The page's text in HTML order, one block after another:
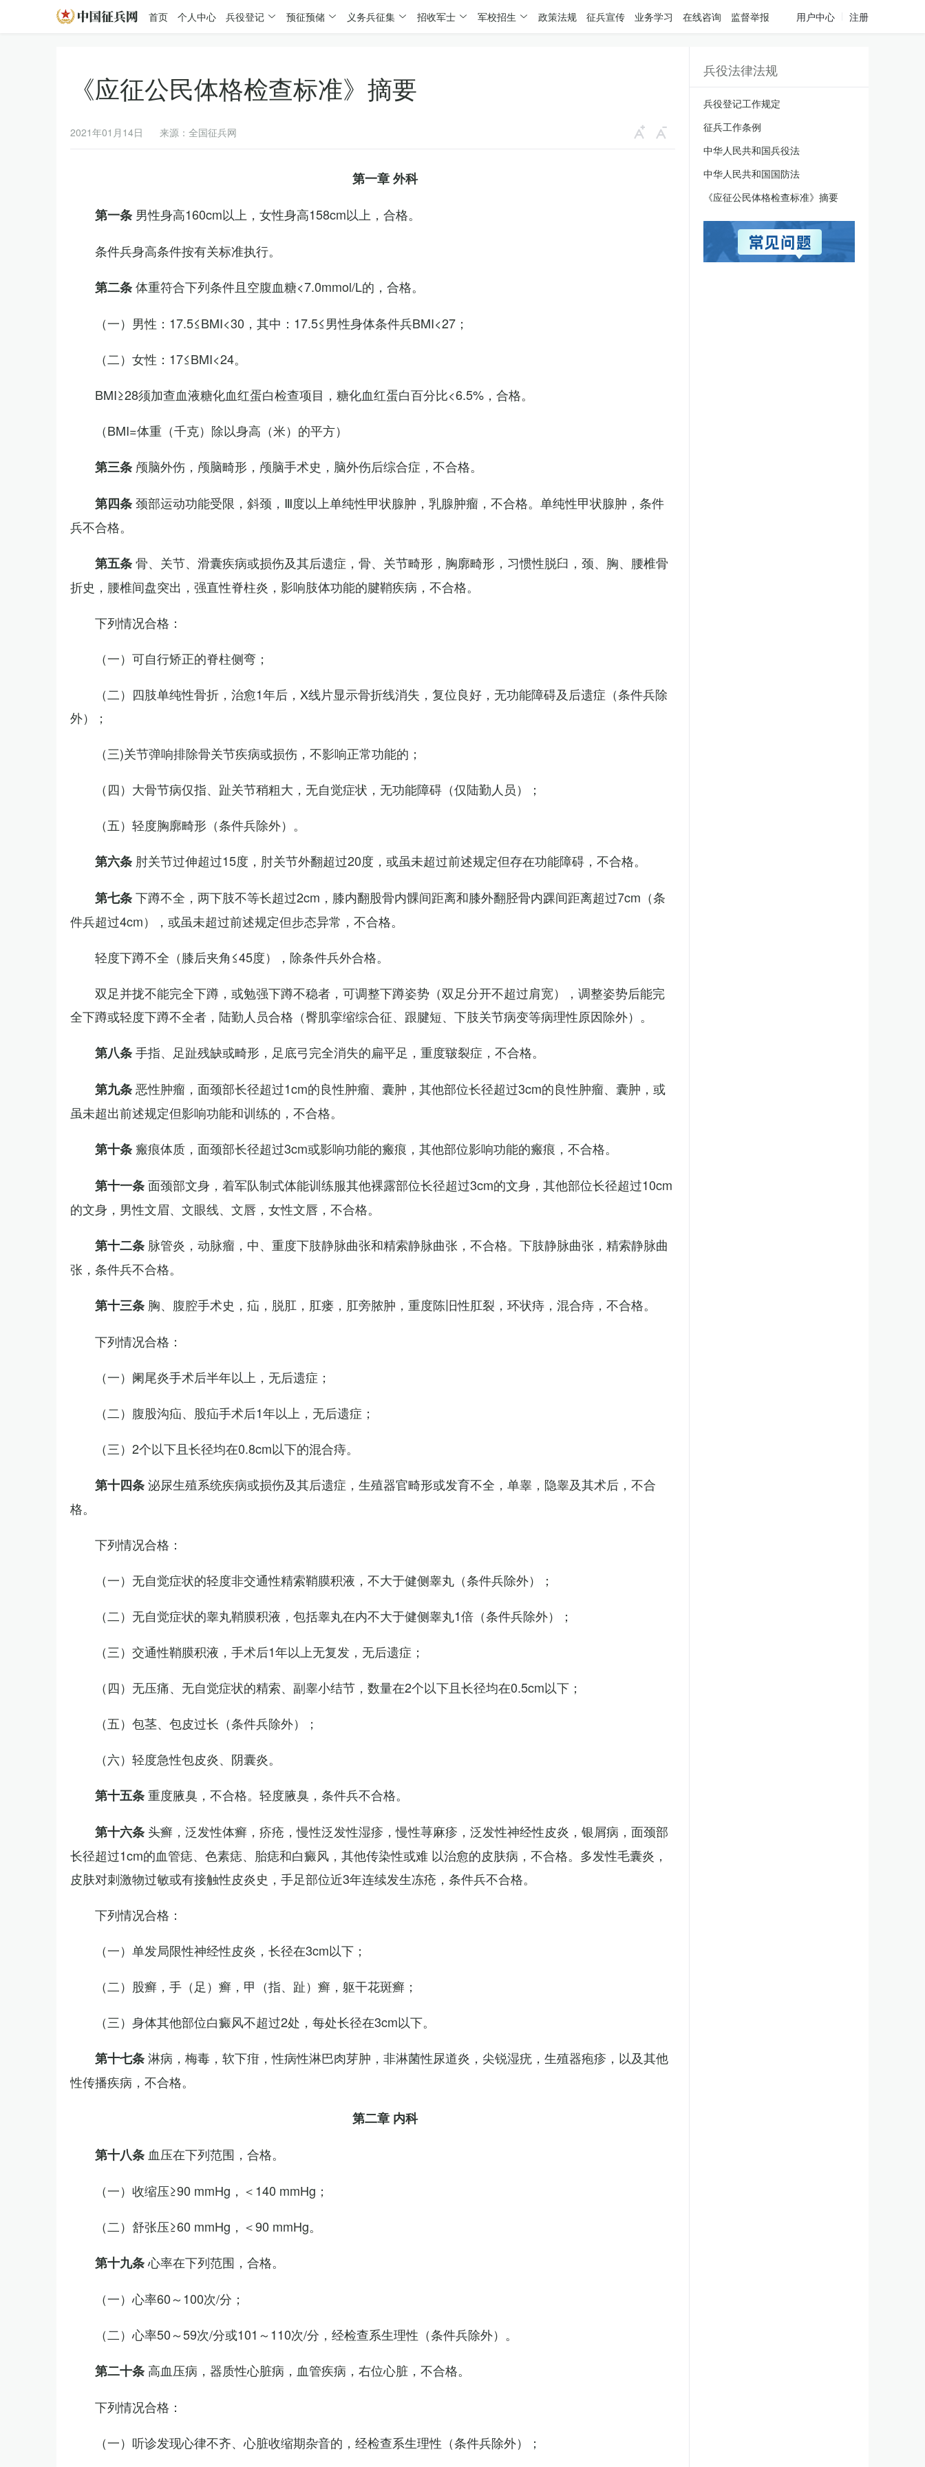
首页 个人中心 兵役登记 预征预储 义务兵征集 招收军士 军校招生 政策法规 征兵宣传 业务学习 在线咨询 监督举报 用户中心 注册
《应征公民体格检查标准》摘要
2021年01月14日 来源：全国征兵网
第一章 外科
第一条 男性身高160cm以上，女性身高158cm以上，合格。
条件兵身高条件按有关标准执行。
第二条体重符合下列条件且空腹血糖<7.0mmol/L的，合格。
（一）男性：17.5≤BMI<30，其中：17.5≤男性身体条件兵BMI<27；
（二）女性：17≤BMI<24。
BMI≥28须加查血液糖化血红蛋白检查项目，糖化血红蛋白百分比<6.5%，合格。
（BMI=体重（千克）除以身高（米）的平方）
第三条 颅脑外伤，颅脑畸形，颅脑手术史，脑外伤后综合症，不合格。
第四条颈部运动功能受限，斜颈，Ⅲ度以上单纯性甲状腺肿，乳腺肿瘤，不合格。单纯性甲状腺肿，条件
兵不合格。
第五条骨、关节、滑囊疾病或损伤及其后遗症，骨、关节畸形，胸廓畸形，习惯性脱臼，颈、胸、腰椎骨
折史，腰椎间盘突出，强直性脊柱炎，影响肢体功能的腱鞘疾病，不合格。
下列情况合格：
（一）可自行矫正的脊柱侧弯；
（二）四肢单纯性骨折，治愈1年后，X线片显示骨折线消失，复位良好，无功能障碍及后遗症（条件兵除
外）；
（三)关节弹响排除骨关节疾病或损伤，不影响正常功能的；
（四）大骨节病仅指、趾关节稍粗大，无自觉症状，无功能障碍（仅陆勤人员）；
（五）轻度胸廓畸形（条件兵除外）。
第六条 肘关节过伸超过15度，肘关节外翻超过20度，或虽未超过前述规定但存在功能障碍，不合格。
第七条下蹲不全，两下肢不等长超过2cm，膝内翻股骨内髁间距离和膝外翻胫骨内踝间距离超过7cm（条
件兵超过4cm），或虽未超过前述规定但步态异常，不合格。
轻度下蹲不全（膝后夹角≤45度），除条件兵外合格。
双足并拢不能完全下蹲，或勉强下蹲不稳者，可调整下蹲姿势（双足分开不超过肩宽），调整姿势后能完
全下蹲或轻度下蹲不全者，陆勤人员合格（臀肌挛缩综合征、跟腱短、下肢关节病变等病理性原因除外）。
第八条手指、足趾残缺或畸形，足底弓完全消失的扁平足，重度皲裂症，不合格。
第九条恶性肿瘤，面颈部长径超过1cm的良性肿瘤、囊肿，其他部位长径超过3cm的良性肿瘤、囊肿，或
虽未超出前述规定但影响功能和训练的，不合格。
第十条 瘢痕体质，面颈部长径超过3cm或影响功能的瘢痕，其他部位影响功能的瘢痕，不合格。
第十一条面颈部文身，着军队制式体能训练服其他裸露部位长径超过3cm的文身，其他部位长径超过10cm
的文身，男性文眉、文眼线、文唇，女性文唇，不合格。
第十二条 脉管炎，动脉瘤，中、重度下肢静脉曲张和精索静脉曲张，不合格。下肢静脉曲张，精索静脉曲
张，条件兵不合格。
第十三条 胸、腹腔手术史，疝，脱肛，肛瘘，肛旁脓肿，重度陈旧性肛裂，环状痔，混合痔，不合格。
下列情况合格：
（一）阑尾炎手术后半年以上，无后遗症；
（二）腹股沟疝、股疝手术后1年以上，无后遗症；
（三）2个以下且长径均在0.8cm以下的混合痔。
第十四条泌尿生殖系统疾病或损伤及其后遗症，生殖器官畸形或发育不全，单睾，隐睾及其术后，不合
格。
下列情况合格：
（一）无自觉症状的轻度非交通性精索鞘膜积液，不大于健侧睾丸（条件兵除外）；
（二）无自觉症状的睾丸鞘膜积液，包括睾丸在内不大于健侧睾丸1倍（条件兵除外）；
（三）交通性鞘膜积液，手术后1年以上无复发，无后遗症；
（四）无压痛、无自觉症状的精索、副睾小结节，数量在2个以下且长径均在0.5cm以下；
（五）包茎、包皮过长（条件兵除外）；
（六）轻度急性包皮炎、阴囊炎。
第十五条重度腋臭，不合格。轻度腋臭，条件兵不合格。
第十六条 头癣，泛发性体癣，疥疮，慢性泛发性湿疹，慢性荨麻疹，泛发性神经性皮炎，银屑病，面颈部
长径超过1cm的血管痣、色素痣、胎痣和白癜风，其他传染性或难 以治愈的皮肤病，不合格。多发性毛囊炎，
皮肤对刺激物过敏或有接触性皮炎史，手足部位近3年连续发生冻疮，条件兵不合格。
下列情况合格：
（一）单发局限性神经性皮炎，长径在3cm以下；
（二）股癣，手（足）癣，甲（指、趾）癣，躯干花斑癣；
（三）身体其他部位白癜风不超过2处，每处长径在3cm以下。
第十七条淋病，梅毒，软下疳，性病性淋巴肉芽肿，非淋菌性尿道炎，尖锐湿疣，生殖器疱疹，以及其他
性传播疾病，不合格。
第二章 内科
第十八条 血压在下列范围，合格。
（一）收缩压≥90 mmHg，＜140 mmHg；
（二）舒张压≥60 mmHg，＜90 mmHg。
第十九条心率在下列范围，合格。
（一）心率60～100次/分；
（二）心率50～59次/分或101～110次/分，经检查系生理性（条件兵除外）。
第二十条 高血压病，器质性心脏病，血管疾病，右位心脏，不合格。
下列情况合格：
（一）听诊发现心律不齐、心脏收缩期杂音的，经检查系生理性（条件兵除外）；
兵役法律法规
兵役登记工作规定
征兵工作条例
中华人民共和国兵役法
中华人民共和国国防法
《应征公民体格检查标准》摘要